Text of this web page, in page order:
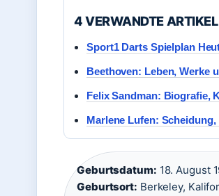
4 VERWANDTE ARTIKEL
Sport1 Darts Spielplan
Beethoven: Leben, Werke
Felix Sandman: Biografie,
Marlene Lufen:
Geburtsdatum: 18. August
Geburtsort: Berkeley,